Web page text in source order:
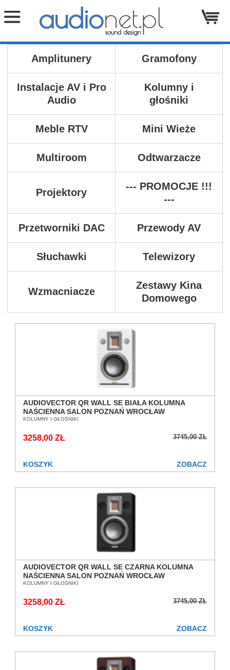
Amplitunery Gramofony
Instalacje AV i Pro
Audio
Kolumny i
głośniki
Meble RTV Mini Wieże
Multiroom Odtwarzacze
Projektory
--- PROMOCJE !!!
---
Przetworniki DAC Przewody AV
Słuchawki Telewizory
Wzmacniacze
Zestawy Kina
Domowego
AUDIOVECTOR QR WALL SE BIAŁA KOLUMNA
NAŚCIENNA SALON POZNAŃ WROCŁAW
KOLUMNY I GŁOŚNIKI
3745,00 ZŁ
3258,00 ZŁ
KOSZYK ZOBACZ
AUDIOVECTOR QR WALL SE CZARNA KOLUMNA
NAŚCIENNA SALON POZNAŃ WROCŁAW
KOLUMNY I GŁOŚNIKI
3745,00 ZŁ
3258,00 ZŁ
KOSZYK ZOBACZ